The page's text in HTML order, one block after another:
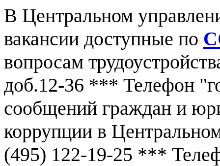
В Центральном
вакансии доступные по
вопросам
доб.12-36 *** Телефон
сообщений граждан и
коррупции в
(495) 122-19-25 ***